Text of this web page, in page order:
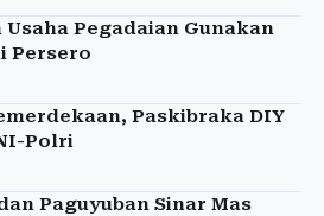
Pegadaian Gunakan
Persero
Paskibraka DIY
Polri
Paguyuban Sinar Mas